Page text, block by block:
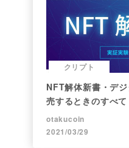
クリプト
NFT解体新書・デ
売するときのすべ
ト】
otakucoin
2021/03/29